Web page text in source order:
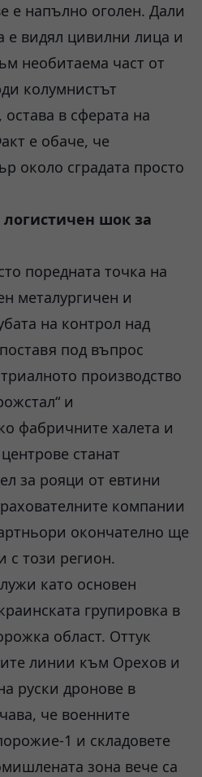
е напълно оголен. Дали
е видял цивилни лица и
необитаема част от
колумнистът
в сферата на
е обаче, че
около сградата просто
шок за
поредната точка на
металургичен и
на контрол над
под въпрос
производство
и
фабричните халета и
станат
за рояци от евтини
компании
окончателно ще
с този регион.
като основен
групировка в
област. Оттук
линии към Орехов и
руски дронове в
че военните
1 и складовете
зона вече са